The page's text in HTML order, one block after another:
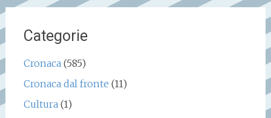
Categorie
Cronaca(585)
Cronaca dal fronte (11)
Cultura(1)